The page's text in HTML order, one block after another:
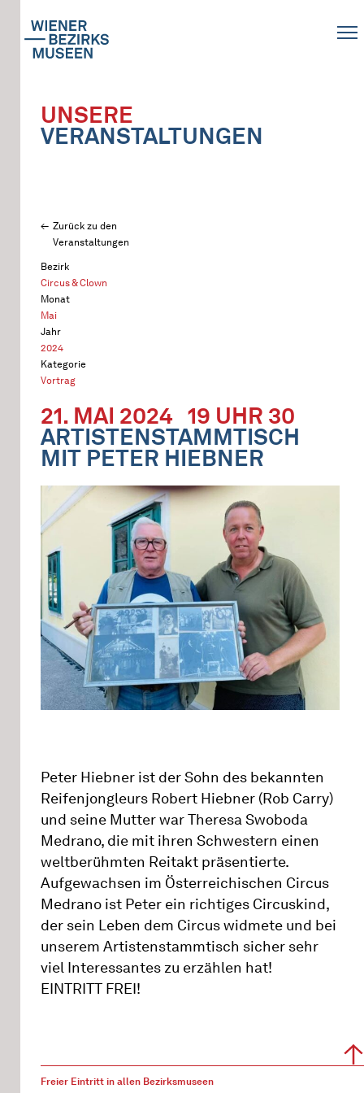
UNSERE
VERANSTALTUNGEN
Zurück zu den
Veranstaltungen
Bezirk
Circus & Clown
Monat
Mai
Jahr
2024
Kategorie
Vortrag
21. MAI 2024 19 UHR 30
ARTISTENSTAMMTISCH
MIT PETER HIEBNER
Peter Hiebner ist der Sohn des bekannten
Reifenjongleurs Robert Hiebner (Rob Carry)
und seine Mutter war Theresa Swoboda
Medrano, die mit ihren Schwestern einen
weltberühmten Reitakt präsentierte.
Aufgewachsen im Österreichischen Circus
Medrano ist Peter ein richtiges Circuskind,
der sein Leben dem Circus widmete und bei
unserem Artistenstammtisch sicher sehr
viel Interessantes zu erzählen hat!
EINTRITT FREI!
Freier Eintritt in allen Bezirksmuseen